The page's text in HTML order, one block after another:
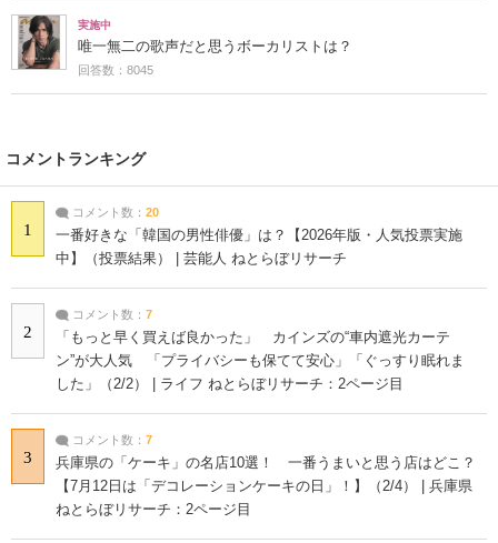
実施中
唯一無二の歌声だと思うボーカリストは？
回答数：8045
コメントランキング
1
コメント数： 20
一番好きな「韓国の男性俳優」は？【2026年版・人気投票実施
中】（投票結果） | 芸能人 ねとらぼリサーチ
2
コメント数： 7
「もっと早く買えば良かった」 カインズの“車内遮光カーテ
ン”が大人気 「プライバシーも保てて安心」「ぐっすり眠れま
した」（2/2） | ライフ ねとらぼリサーチ：2ページ目
3
コメント数： 7
兵庫県の「ケーキ」の名店10選！ 一番うまいと思う店はどこ？
【7月12日は「デコレーションケーキの日」！】（2/4） | 兵庫県
ねとらぼリサーチ：2ページ目